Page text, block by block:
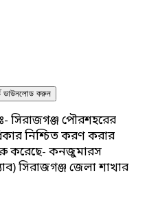
করুন
সিরাজগঞ্জ পৌরশহরের
নিশ্চিত করণ করার
করেছে- কনজুমারস
সিরাজগঞ্জ জেলা শাখার